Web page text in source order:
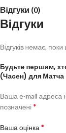
Відгуки (0)
Відгуки
Відгуків немає,
Будьте першим,
(Часен) для Матча
Ваша e-mail адреса
позначені*
Ваша оцінка *